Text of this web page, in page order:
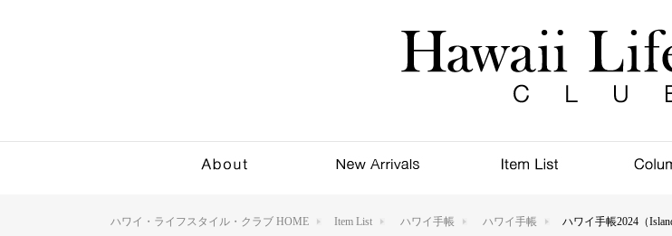
ハワイ・ライフスタイル・クラブ HOME Item List ハワイ手帳 ハワイ手帳 ハワイ手帳2024（